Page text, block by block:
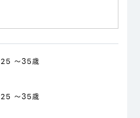
25 ～35歳
25 ～35歳